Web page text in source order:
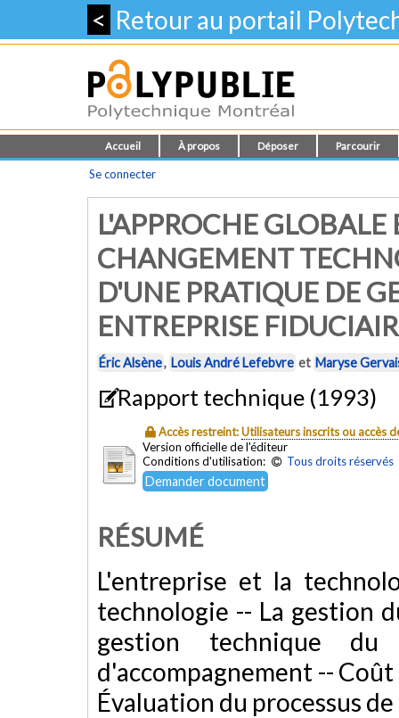
< Retour au portail
Accueil À propos Déposer Parcourir
Se connecter
L'APPROCHE
CHANGEMENT
D'UNE PRATIQUE DE
ENTREPRISE
Éric Alsène, Louis André Lefebvre et Maryse
Rapport technique (1993)
Accès restreint:Utilisateurs inscrits ou accès
Version officielle de l'éditeur
Conditions d'utilisation:
Tous droits réservés
Demander document
RÉSUMÉ
L'entreprise et la
technologie -- La gestion
gestion technique du
d'accompagnement --
Évaluation du processus